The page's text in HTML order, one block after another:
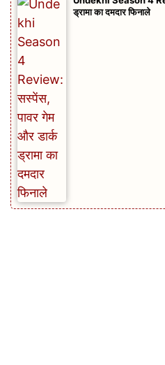
ड्रामा का दमदार फिनाले